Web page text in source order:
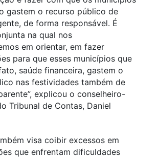
gastem o recurso público de
de forma responsável. É
na qual nos
em orientar, em fazer
para que esses municípios que
saúde financeira, gastem o
nas festividades também de
explicou o conselheiro-
Tribunal de Contas, Daniel
visa coibir excessos em
que enfrentam dificuldades